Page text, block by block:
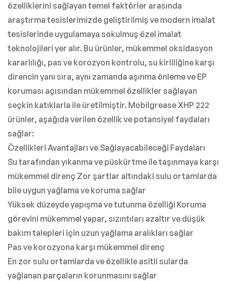
özelliklerini sağlayan temel faktörler arasında
araştırma tesislerimizde geliştirilmiş ve modern imalat
tesislerinde uygulamaya sokulmuş özel imalat
teknolojileri yer alır. Bu ürünler, mükemmel oksidasyon
kararlılığı, pas ve korozyon kontrolu, su kirliliğine karşı
direncin yanı sıra, aynı zamanda aşınma önleme ve EP
koruması açısından mükemmel özellikler sağlayan
seçkin katıklarla ile üretilmiştir. Mobilgrease XHP 222
ürünler, aşağıda verilen özellik ve potansiyel faydaları
sağlar:
Özellikleri Avantajları ve Sağlayacabileceği Faydaları
Su tarafından yıkanma ve püskürtme ile taşınmaya karşı
mükemmel direnç Zor şartlar altındaki sulu ortamlarda
bile uygun yağlama ve koruma sağlar
Yüksek düzeyde yapışma ve tutunma özelliği Koruma
görevini mükemmel yapar, sızıntıları azaltır ve düşük
bakım talepleri için uzun yağlama aralıkları sağlar
Pas ve korozyona karşı mükemmel direnç
En zor sulu ortamlarda ve özellikle asitli sularda
yağlanan parçaların korunmasını sağlar